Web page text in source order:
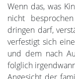
Wenn das, was
nicht
dringen darf,
verfestigt sich
und dem nach
folglich